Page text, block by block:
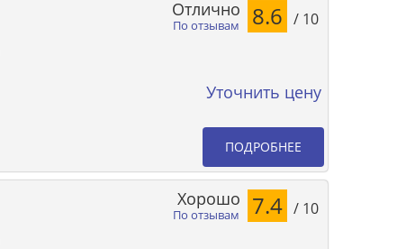
По отзывам
Отлично 8.6 / 10
Уточнить цену
ПОДРОБНЕЕ
По отзывам
Хорошо 7.4 / 10